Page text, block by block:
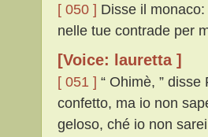
[ 050 ] Disse il
nelle tue contrade per
[Voice: lauretta ]
[ 051 ] “ Ohimè, ”
confetto, ma io non
geloso, ché io non